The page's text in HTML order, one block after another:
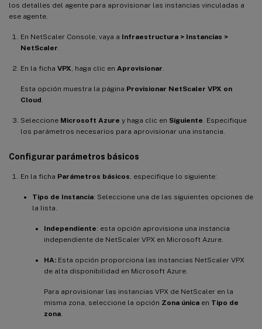
los detalles del agente para aprovisionar las instancias vinculadas a
ese agente.
En NetScaler Console, vaya a Infraestructura > Instancias >
NetScaler
En la ficha VPX , haga clic en Aprovisionar
Esta opción muestra la página Provisionar NetScaler VPX on
Cloud
Seleccione Microsoft Azure y haga clic en Siguiente . Especifique
los parámetros necesarios para aprovisionar una instancia.
Configurar parámetros básicos
En la ficha Parámetros básicos , especifique lo siguiente:
Tipo de Instancia: Seleccione una de las siguientes opciones de
la lista.
Independiente: esta opción aprovisiona una instancia
independiente de NetScaler VPX en Microsoft Azure.
HA: Esta opción proporciona las instancias NetScaler VPX
de alta disponibilidad en Microsoft Azure.
Para aprovisionar las instancias VPX de NetScaler en la
misma zona, seleccione la opción Zona única en Tipo de
zona